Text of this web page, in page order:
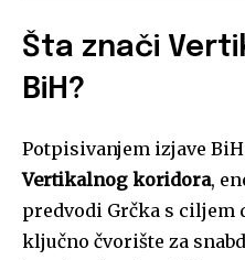
Šta znači
BiH?
Potpisivanjem izjave
Vertikalnog koridora,
predvodi Grčka s ciljem
ključno čvorište za